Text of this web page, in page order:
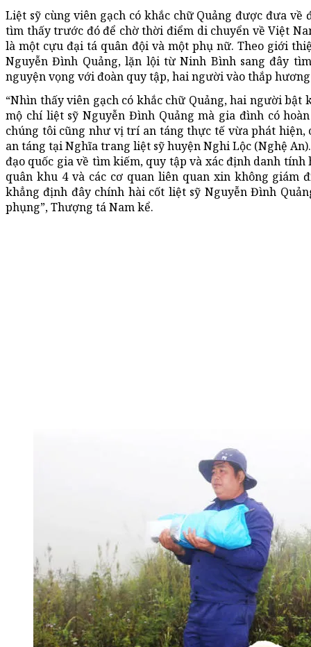
Liệt sỹ cùng viên gạch có khắc chữ Quảng được đưa
tìm thấy trước đó để chờ thời điểm di chuyển về Việt
là một cựu đại tá quân đội và một phụ nữ. Theo giới
Nguyễn Đình Quảng, lặn lội từ Ninh Bình sang đây
nguyện vọng với đoàn quy tập, hai người vào thắp
“Nhìn thấy viên gạch có khắc chữ Quảng, hai người bật
mộ chí liệt sỹ Nguyễn Đình Quảng mà gia đình có
chúng tôi cũng như vị trí an táng thực tế vừa phát hiện,
an táng tại Nghĩa trang liệt sỹ huyện Nghi Lộc (Nghệ
đạo quốc gia về tìm kiếm, quy tập và xác định danh tính
quân khu 4 và các cơ quan liên quan xin không giám
khẳng định đây chính hài cốt liệt sỹ Nguyễn Đình
phụng”, Thượng tá Nam kể.